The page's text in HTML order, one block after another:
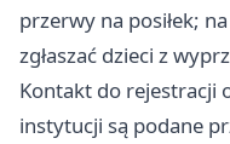
przerwy na posiłek;
zgłaszać dzieci z
Kontakt do rejestracji
instytucji są podane